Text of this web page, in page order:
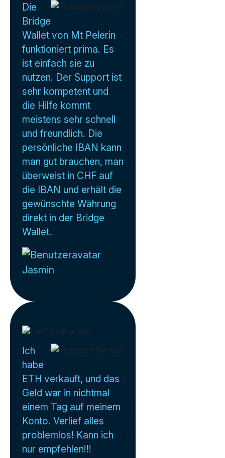
Die
Bridge
Wallet von Mt Pelerin
funktioniert prima. Es
ist einfach sie zu
nutzen. Der Support ist
sehr kompetent und
die Hilfe kommt
meistens sehr schnell
und freundlich. Die
persönliche IBAN kann
man gut brauchen, man
überweist in CHF auf
die IBAN und erhält die
gewünschte Währung
direkt in der Bridge
Wallet.
Jasmin
Ich
habe
ETH verkauft, und das
Geld war in nichtmal
einem Tag auf meinem
Konto. Verlief alles
problemlos! Kann ich
nur empfehlen!!!